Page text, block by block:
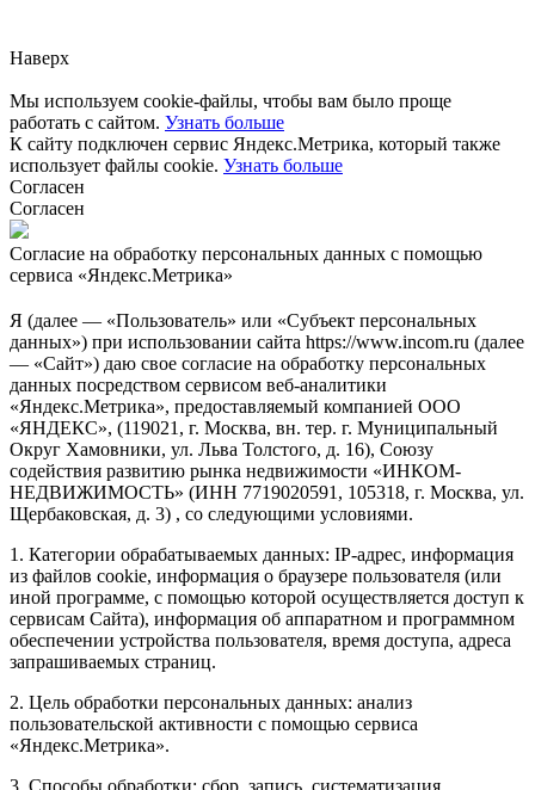
Наверх
Мы используем cookie-файлы, чтобы вам было проще
работать с сайтом. Узнать больше
К сайту подключен сервис Яндекс.Метрика, который также
использует файлы cookie. Узнать больше
Согласен
Согласен
Согласие на обработку персональных данных с помощью
сервиса «Яндекс.Метрика»
Я (далее — «Пользователь» или «Субъект персональных
данных») при использовании сайта https://www.incom.ru (далее
— «Сайт») даю свое согласие на обработку персональных
данных посредством сервисом веб-аналитики
«Яндекс.Метрика», предоставляемый компанией ООО
«ЯНДЕКС», (119021, г. Москва, вн. тер. г. Муниципальный
Округ Хамовники, ул. Льва Толстого, д. 16), Союзу
содействия развитию рынка недвижимости «ИНКОМ-
НЕДВИЖИМОСТЬ» (ИНН 7719020591, 105318, г. Москва, ул.
Щербаковская, д. 3) , со следующими условиями.
1. Категории обрабатываемых данных: IP-адрес, информация
из файлов cookie, информация о браузере пользователя (или
иной программе, с помощью которой осуществляется доступ к
сервисам Сайта), информация об аппаратном и программном
обеспечении устройства пользователя, время доступа, адреса
запрашиваемых страниц.
2. Цель обработки персональных данных: анализ
пользовательской активности с помощью сервиса
«Яндекс.Метрика».
3. Способы обработки: сбор, запись, систематизация,